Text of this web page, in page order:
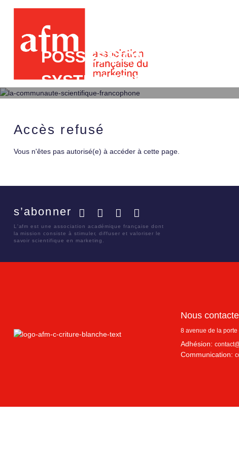
POSSESSION VS.
SYSTEMES DE
LA RESISTANCE DES
DU PARTAGE
Accès refusé
Vous n'êtes pas autorisé(e) à accéder à cette page.
s’abonner
L'afm est une association académique française dont
la mission consiste à stimuler, diffuser et valoriser le
savoir scientifique en marketing.
Nous
8 avenue de la
Adhésion:
Communication: